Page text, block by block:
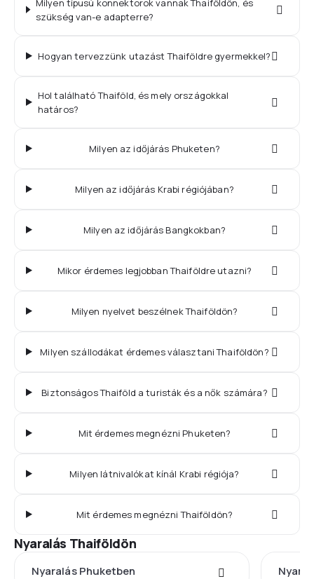
Milyen típusú konnektorok vannak Thaiföldön, és
szükség van-e adapterre?
Hogyan tervezzünk utazást Thaiföldre gyermekkel?
Hol található Thaiföld, és mely országokkal
határos?
Milyen az időjárás Phuketen?
Milyen az időjárás Krabi régiójában?
Milyen az időjárás Bangkokban?
Mikor érdemes legjobban Thaiföldre utazni?
Milyen nyelvet beszélnek Thaiföldön?
Milyen szállodákat érdemes választani Thaiföldön?
Biztonságos Thaiföld a turisták és a nők számára?
Mit érdemes megnézni Phuketen?
Milyen látnivalókat kínál Krabi régiója?
Mit érdemes megnézni Thaiföldön?
Nyaralás Thaiföldön
Nyaralás Phuketben